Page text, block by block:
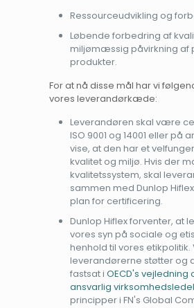
Ressourceudvikling og
Løbende forbedring af
miljømæssig påvirkning af
produkter.
For at nå disse mål har vi
vores leverandørkæde:
Leverandøren skal være
ISO 9001 og 14001 eller på
vise, at den har et
kvalitet og miljø. Hvis der
kvalitetssystem, skal
sammen med Dunlop
plan for certificering.
Dunlop Hiflex forventer, at
vores syn på sociale og
henhold til vores
leverandørerne støtter og
fastsat iOECD's
ansvarlig
principper i FN's Global